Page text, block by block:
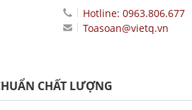
Hotline: 0963.806.677
Toasoan@vietq.vn
CHẤT LƯỢNG